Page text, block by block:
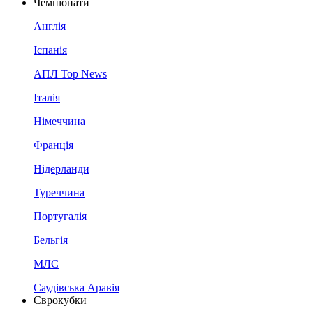
Чемпіонати
Англія
Іспанія
АПЛ Top News
Італія
Німеччина
Франція
Нідерланди
Туреччина
Португалія
Бельгія
МЛС
Саудівська Аравія
Єврокубки